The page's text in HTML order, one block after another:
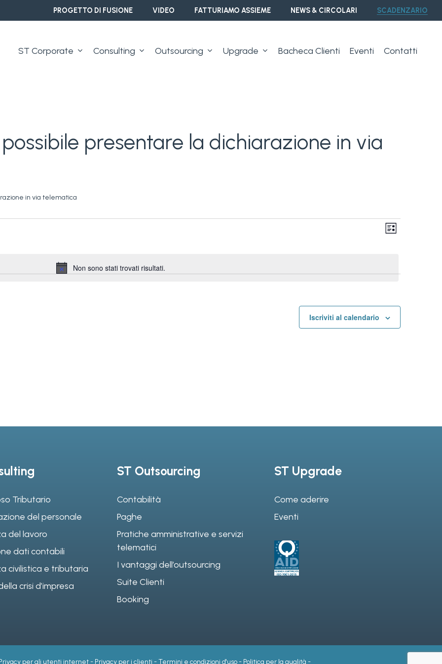
PROGETTO DI FUSIONE VIDEO FATTURIAMO ASSIEME NEWS & CIRCOLARI SCADENZARIO
ST Corporate Consulting Outsourcing Upgrade Bacheca Clienti Eventi Contatti
possibile presentare la dichiarazione in via
in via telematica
Notice
Non sono stati trovati risultati.
Lista
Iscriviti al calendario
Tributario
del personale
del lavoro
dati contabili
civilistica e tributaria
crisi d’impresa
ST Outsourcing
Contabilità
Paghe
Pratiche amministrative e servizi
telematici
I vantaggi dell’outsourcing
Suite Clienti
Booking
ST Upgrade
Come aderire
Eventi
per gli utenti internet- Privacy per i clienti -Termini e condizioni d'uso- Politica per la qualità -